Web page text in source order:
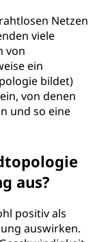
Netzen
viele
von
ein
bildet)
von denen
und so eine
aus?
positiv als
auswirken.